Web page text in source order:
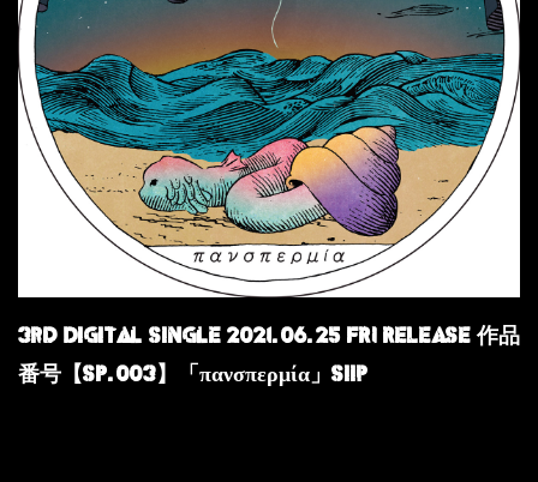
MOVIE
NEWS
BIOGRAPHY
3rd Digital Single 2021.06.25 FRI RELEASE 作品
番号【SP.003】「πανσπερμία」Siip